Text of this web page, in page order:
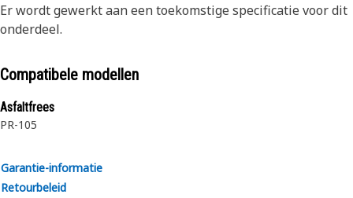
Er wordt gewerkt aan een toekomstige specificatie voor dit
onderdeel.
Compatibele modellen
Asfaltfrees
PR-105
Garantie-informatie
Retourbeleid